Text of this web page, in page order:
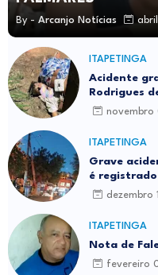
By - Arcanjo Notícias
ITAPETINGA
Acidente
Rodrigues
ITAPETINGA
Grave
é
dezembro
ITAPETINGA
Nota de
fevereiro